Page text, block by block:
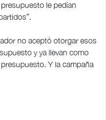
le pedían
no aceptó otorgar esos
y ya llevan como
Y la campaña